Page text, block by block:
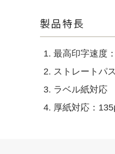
最高印字速度
ストレートパ
ラベル紙対応
厚紙対応：